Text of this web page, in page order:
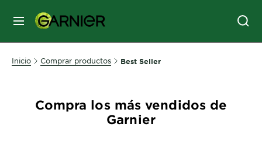
MENÚ
SKIN
HAIR
Inicio Comprar productos Best Seller
Compra los más vendidos de
Garnier